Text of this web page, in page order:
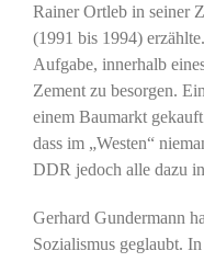
Rainer Ortleb in seiner
(1991 bis 1994)
Aufgabe, innerhalb
Zement zu besorgen.
einem Baumarkt
dass im „Westen“
DDR jedoch alle dazu
Gerhard Gundermann
Sozialismus geglaubt.